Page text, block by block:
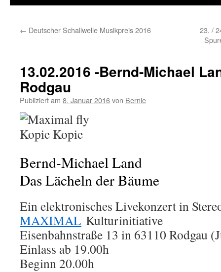
← Deutscher Schallwelle Musikpreis 2016
23. /
13.02.2016 -Bernd-Michael
Rodgau
Publiziert am 8. Januar 2016von Bernie
Bernd-Michael Land
Das Lächeln der Bäume
Ein elektronisches Livekonzert in
MAXIMAL Kulturinitiative
Eisenbahnstraße 13 in 63110 Rodgau
Einlass ab 19.00h
Beginn 20.00h